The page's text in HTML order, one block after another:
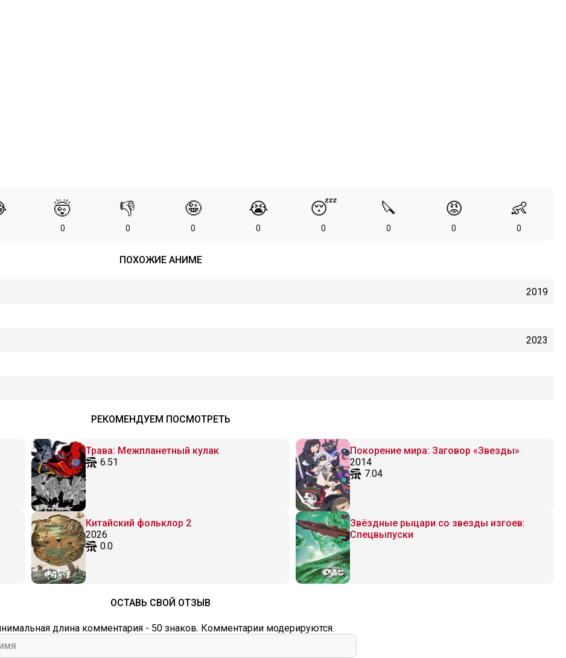
🤯
0
👎
0
🤪
0
😭
0
😴
0
🔪
0
😡
0
👶
0
ПОХОЖИЕ АНИМЕ
2019
2023
РЕКОМЕНДУЕМ ПОСМОТРЕТЬ
Трава: Межпланетный кулак
6.51
Покорение мира: Заговор «Звезды»
2014
7.04
Китайский фольклор 2
2026
0.0
Звёздные рыцари со звезды изгоев:
Спецвыпуски
ОСТАВЬ СВОЙ ОТЗЫВ
длина комментария - 50 знаков. Комментарии модерируются.